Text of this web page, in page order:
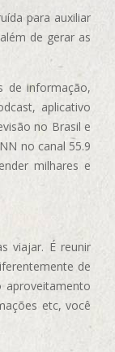
para auxiliar
de gerar as
de informação,
aplicativo
no Brasil e
no canal 55.9
milhares e
viajar. É reunir
de
etc, você